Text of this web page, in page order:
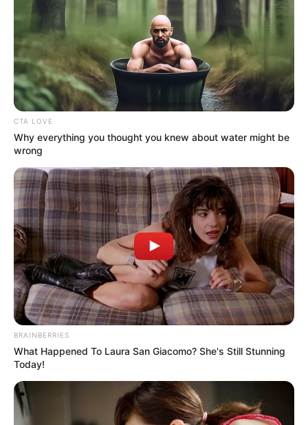
abaixo
No canto superior direito da tela clique em "Entrar"
Informe seu número de Cartão UFRGS, senha do Portal do
Aluno e clique novamente em “Entrar”;
—Clique no botão abaixo “Portal do Aluno”
—No campo "Selecione o Tipo de Serviço" clique em "Selecione"
—Clique na opção "Escolaridade"
CTA LOVE
Why everything you thought you knew about water might be
wrong
BRAINBERRIES
What Happened To Laura San Giacomo? She's Still Stunning
Today!